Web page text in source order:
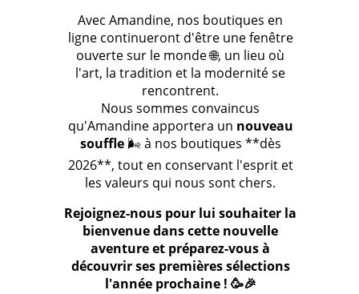
Avec Amandine, nos boutiques en
ligne continueront d'être une fenêtre
ouverte sur le monde 🌐, un lieu où
l'art, la tradition et la modernité se
rencontrent.
Nous sommes convaincus
qu'Amandine apportera un nouveau
souffle🌬️ à nos boutiques **dès
2026**, tout en conservant l'esprit et
les valeurs qui nous sont chers.
Rejoignez-nous pour lui souhaiter la
bienvenue dans cette nouvelle
aventure et préparez-vous à
découvrir ses premières sélections
l'année prochaine ! 🥳🎉